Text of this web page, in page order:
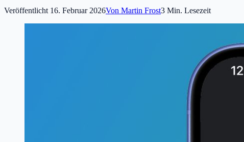
Veröffentlicht 16. Februar 2026Von Martin Frost3 Min. Lesezeit